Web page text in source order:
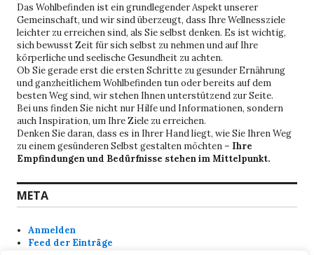
Das Wohlbefinden ist ein grundlegender Aspekt unserer
Gemeinschaft, und wir sind überzeugt, dass Ihre Wellnessziele
leichter zu erreichen sind, als Sie selbst denken. Es ist wichtig,
sich bewusst Zeit für sich selbst zu nehmen und auf Ihre
körperliche und seelische Gesundheit zu achten.
Ob Sie gerade erst die ersten Schritte zu gesunder Ernährung
und ganzheitlichem Wohlbefinden tun oder bereits auf dem
besten Weg sind, wir stehen Ihnen unterstützend zur Seite.
Bei uns finden Sie nicht nur Hilfe und Informationen, sondern
auch Inspiration, um Ihre Ziele zu erreichen.
Denken Sie daran, dass es in Ihrer Hand liegt, wie Sie Ihren Weg
zu einem gesünderen Selbst gestalten möchten – Ihre
Empfindungen und Bedürfnisse stehen im Mittelpunkt.
META
Anmelden
Feed der Einträge